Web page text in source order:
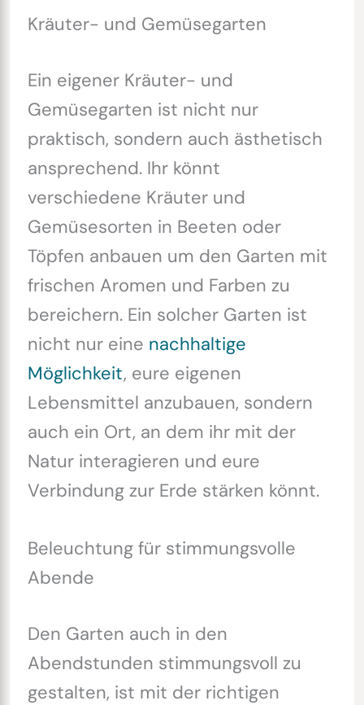
Kräuter- und Gemüsegarten
Ein eigener Kräuter- und
Gemüsegarten ist nicht nur
praktisch, sondern auch ästhetisch
ansprechend. Ihr könnt
verschiedene Kräuter und
Gemüsesorten in Beeten oder
Töpfen anbauen um den Garten mit
frischen Aromen und Farben zu
bereichern. Ein solcher Garten ist
nicht nur eine nachhaltige
Möglichkeit, eure eigenen
Lebensmittel anzubauen, sondern
auch ein Ort, an dem ihr mit der
Natur interagieren und eure
Verbindung zur Erde stärken könnt.
Beleuchtung für stimmungsvolle
Abende
Den Garten auch in den
Abendstunden stimmungsvoll zu
gestalten, ist mit der richtigen